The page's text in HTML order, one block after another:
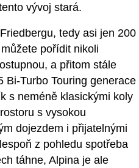
vývoj stará.
tedy asi jen 200
pořídit nikoli
a přitom stále
Bi-Turbo Touring generace
s neméně klasickými koly
s vysokou
dojezdem i přijatelnými
z pohledu spotřeba
táhne, Alpina je ale